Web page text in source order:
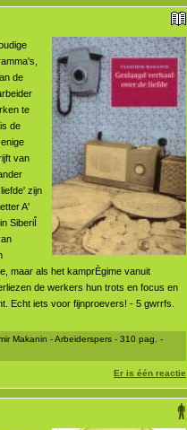
de
te
de
van
zijn
A'
SiberiÎ
maar als het kamprÈgime vanuit
de werkers hun trots en focus en
Echt iets voor fijnproevers! - 5 gwrrfs.
Makanin - Arbeiderspers - 310 pag. -
Er is één reactie